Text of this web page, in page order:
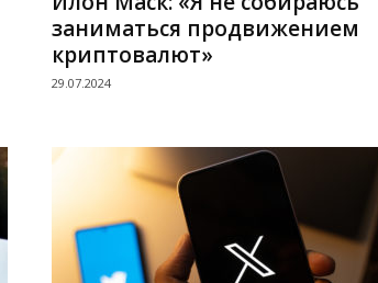
заниматься продвижением
криптовалют»
29.07.2024